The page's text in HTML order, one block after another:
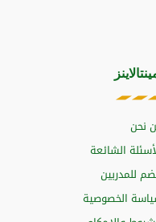
نحن
الشائعة
للمدربين
الخصوصية